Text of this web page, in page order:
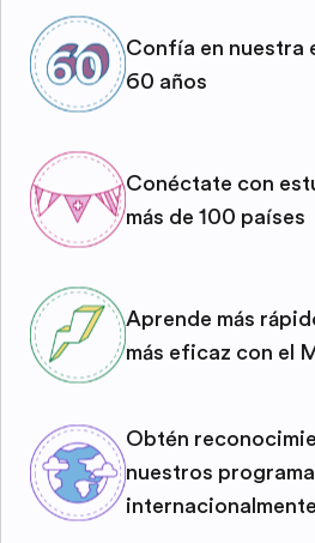
Confía en nuestra
60 años
Conéctate con
más de 100 países
Aprende más
más eficaz con el
Obtén
nuestros
internacionalmente